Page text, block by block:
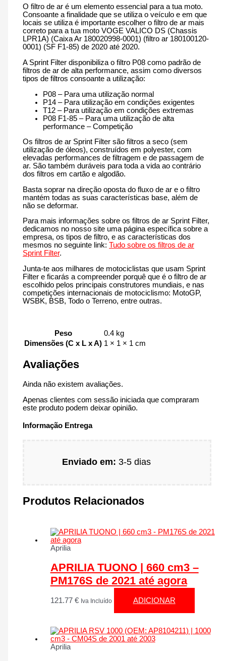
(SF
F1-
85)
|
500
cm3
CM251S
F1-
85
2020
2020
O filtro de ar é um elemento essencial para a tua moto.
Consoante a finalidade que se utiliza o veículo e em que
locais se utiliza é importante escolher o filtro de ar mais
correto para a tua moto VOGE VALICO DS (Chassis
LPR1A) (Caixa Ar 180020998-0001) (filtro ar 180100120-
0001) (SF F1-85) de 2020 até 2020.
A Sprint Filter disponibiliza o filtro P08 como padrão de
filtros de ar de alta performance, assim como diversos
tipos de filtros consoante a utilização:
P08 – Para uma utilização normal
P14 – Para utilização em condições exigentes
T12 – Para utilização em condições extremas
P08 F1-85 – Para uma utilização de alta
performance – Competição
Os filtros de ar Sprint Filter são filtros a seco (sem
utilização de óleos), construídos em polyester, com
elevadas performances de filtragem e de passagem de
ar. São também duráveis para toda a vida ao contrário
dos filtros em cartão e algodão.
Basta soprar na direção oposta do fluxo de ar e o filtro
mantém todas as suas características base, além de
não se deformar.
Para mais informações sobre os filtros de ar Sprint Filter,
dedicamos no nosso site uma página específica sobre a
empresa, os tipos de filtro, e as características dos
mesmos no seguinte link:Tudo sobre os filtros de ar
Sprint Filter.
Junta-te aos milhares de motociclistas que usam Sprint
Filter e ficarás a compreender porquê que é o filtro de ar
escolhido pelos principais construtores mundiais, e nas
competições internacionais de motociclismo: MotoGP,
WSBK, BSB, Todo o Terreno, entre outras.
Peso
0.4 kg
Dimensões (C x L x A) 1 × 1 × 1 cm
Avaliações
Ainda não existem avaliações.
Apenas clientes com sessão iniciada que compraram
este produto podem deixar opinião.
Informação Entrega
Enviado em: 3-5 dias
Produtos Relacionados
Aprilia
APRILIA TUONO | 660 cm3 –
PM176S de 2021 até agora
121.77 € Iva Incluído ADICIONAR
Aprilia